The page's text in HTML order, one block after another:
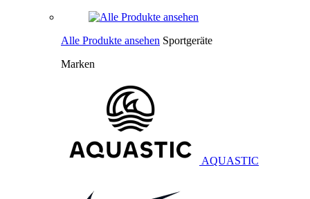
Alle Produkte ansehen Sportgeräte
Marken
AQUASTIC